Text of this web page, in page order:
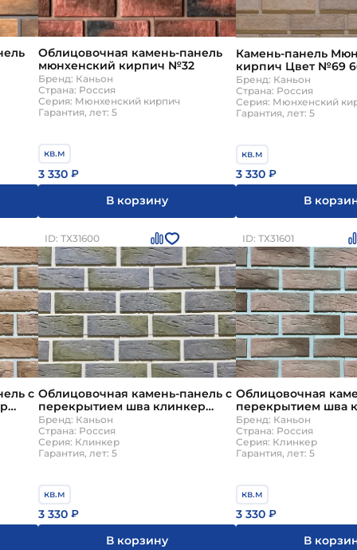
Облицовочная камень-панель
мюнхенский кирпич №32
Бренд: Каньон
Страна: Россия
Серия: Мюнхенский кирпич
Гарантия, лет: 5
кв.м
3 330 ₽
В корзину
Камень-панель
кирпич Цвет №69
Бренд: Каньон
Страна: Россия
Серия: Мюнхенский
Гарантия, лет: 5
кв.м
3 330 ₽
В
с
ID: ТХ31600
Облицовочная камень-панель с
перекрытием шва клинкер
№47
Бренд: Каньон
Страна: Россия
Серия: Клинкер
Гарантия, лет: 5
кв.м
3 330 ₽
В корзину
ID: ТХ31601
Облицовочная
перекрытием шва
Бренд: Каньон
Страна: Россия
Серия: Клинкер
Гарантия, лет: 5
кв.м
3 330 ₽
В